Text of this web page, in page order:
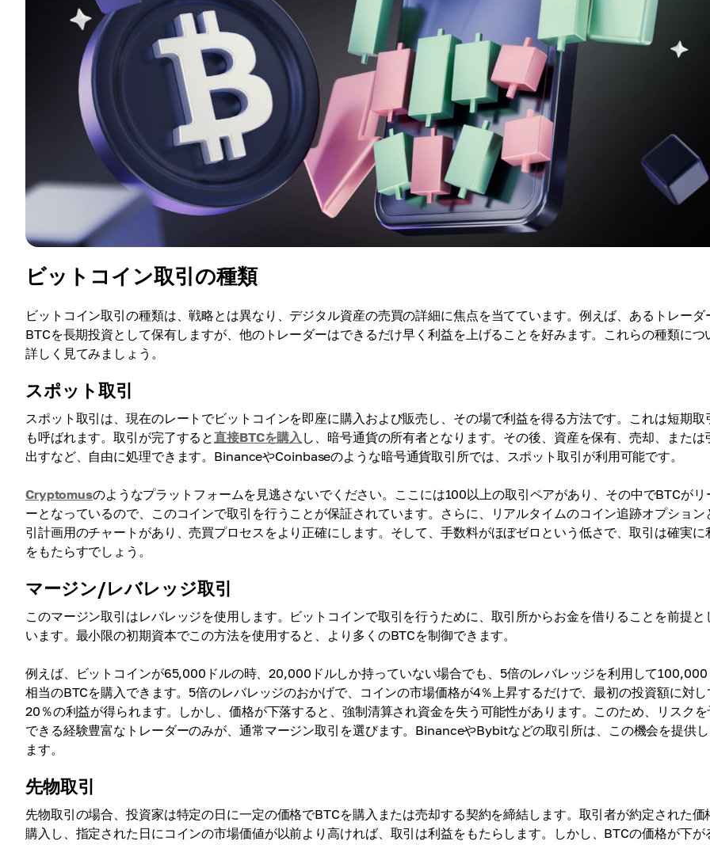
ビットコイン取引の種類
ビットコイン取引の種類は、戦略とは異なり、デジタル資産の売買の詳細に焦点を当てています。例えば、あるトレーダ
BTCを長期投資として保有しますが、他のトレーダーはできるだけ早く利益を上げることを好みます。これらの種類につ
詳しく見てみましょう。
スポット取引
スポット取引は、現在のレートでビットコインを即座に購入および販売し、その場で利益を得る方法です。これは短期取
も呼ばれます。取引が完了すると直接BTCを購入 し、暗号通貨の所有者となります。その後、資産を保有、売却、または
出すなど、自由に処理できます。BinanceやCoinbaseのような暗号通貨取引所では、スポット取引が利用可能です。
Cryptomusのようなプラットフォームを見逃さないでください。ここには100以上の取引ペアがあり、その中でBTCがリ
ーとなっているので、このコインで取引を行うことが保証されています。さらに、リアルタイムのコイン追跡オプション
引計画用のチャートがあり、売買プロセスをより正確にします。そして、手数料がほぼゼロという低さで、取引は確実に
をもたらすでしょう。
マージン/レバレッジ取引
このマージン取引はレバレッジを使用します。ビットコインで取引を行うために、取引所からお金を借りることを前提と
います。最小限の初期資本でこの方法を使用すると、より多くのBTCを制御できます。
例えば、ビットコインが65,000ドルの時、20,000ドルしか持っていない場合でも、5倍のレバレッジを利用して100,000
相当のBTCを購入できます。5倍のレバレッジのおかげで、コインの市場価格が4％上昇するだけで、最初の投資額に対し
20％の利益が得られます。しかし、価格が下落すると、強制清算され資金を失う可能性があります。このため、リスク
できる経験豊富なトレーダーのみが、通常マージン取引を選びます。BinanceやBybitなどの取引所は、この機会を提供
ます。
先物取引
先物取引の場合、投資家は特定の日に一定の価格でBTCを購入または売却する契約を締結します。取引者が約定された価
購入し、指定された日にコインの市場価値が以前より高ければ、取引は利益をもたらします。しかし、BTCの価格が下が